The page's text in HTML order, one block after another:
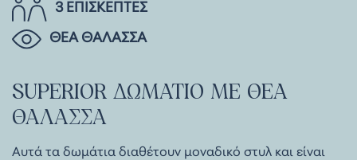
3 ΕΠΙΣΚΕΠΤΕΣ
ΘΕΑ ΘΑΛΑΣΣΑ
SUPERIOR ΔΩΜΑΤΙΟ ΜΕ ΘΕΑ
ΘΑΛΑΣΣΑ
Αυτά τα δωμάτια διαθέτουν μοναδικό στυλ και είναι